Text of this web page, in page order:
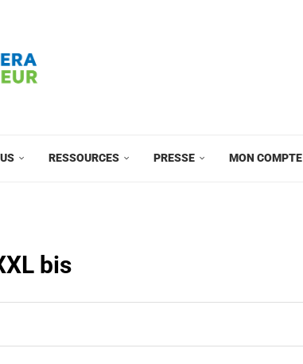
RESSOURCES PRESSE MON COMPTE
bis